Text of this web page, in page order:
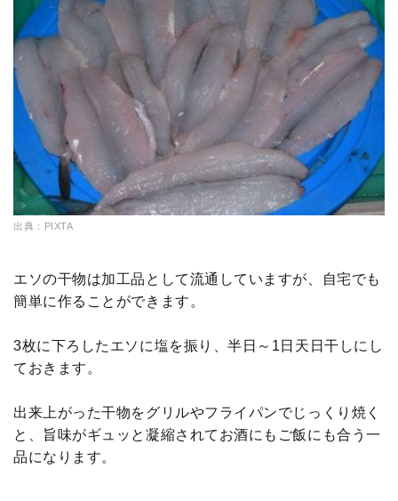
出典：PIXTA
エソの干物は加工品として流通していますが、自宅でも
簡単に作ることができます。
3枚に下ろしたエソに塩を振り、半日～1日天日干しにし
ておきます。
出来上がった干物をグリルやフライパンでじっくり焼く
と、旨味がギュッと凝縮されてお酒にもご飯にも合う一
品になります。